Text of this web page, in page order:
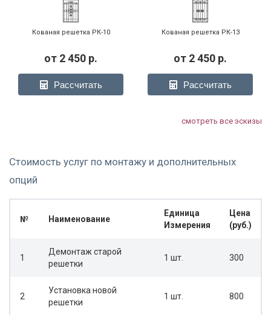
Кованая решетка РК-10
от 2 450 р.
Рассчитать
Кованая решетка РК-13
от 2 450 р.
Рассчитать
смотреть все эскизы
Стоимость услуг по монтажу и дополнительных
опций
№ Наименование
Единица
Измерения
Цена
(руб.)
1
Демонтаж старой
решетки
1 шт. 300
2
Установка новой
решетки
1 шт. 800